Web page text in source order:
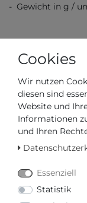
- Gewicht in g /
Artikelnummer
885,00
Cookies
Wir nutzen
diesen sind
Website und
Informationen
und Ihren
Essenziell
Statistik